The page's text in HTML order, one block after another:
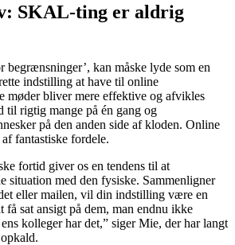
SKAL-ting er aldrig
begrænsninger’, kan måske lyde som en
indstilling at have til online
møder bliver mere effektive og afvikles
til rigtig mange på én gang og
på den anden side af kloden. Online
fantastiske fordele.
fortid giver os en tendens til at
situation med den fysiske. Sammenligner
eller mailen, vil din indstilling være en
få sat ansigt på dem, man endnu ikke
kolleger har det,” siger Mie, der har langt